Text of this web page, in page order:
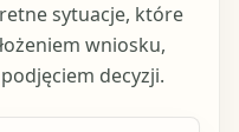
sytuacje, które
wniosku,
decyzji.